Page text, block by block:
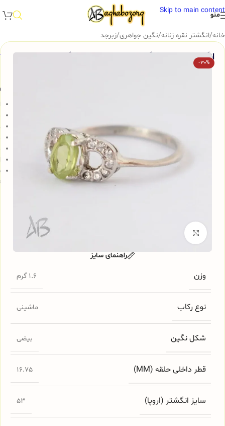
Skip to main content
منو
خانه/انگشتر نقره زنانه/نگین جواهری/زبرجد
انگشتر نقره زنانه نگین زبرجد طبیعی آقابزرگ کد 620
-30%
برای بزرگنمایی کلیک کنید
وزن 1.6 گرم
نوع رکاب ماشینی
شکل نگین بیضی
قطر داخلی حلقه (MM) 16.75
سایز انگشتر (اروپا) 53
راهنمای سایز